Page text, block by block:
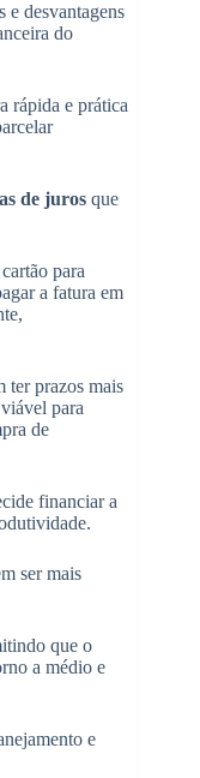
e desvantagens
do
rápida e prática
de juros que
para
a fatura em
ter prazos mais
para
de
financiar a
ser mais
que o
a médio e
e